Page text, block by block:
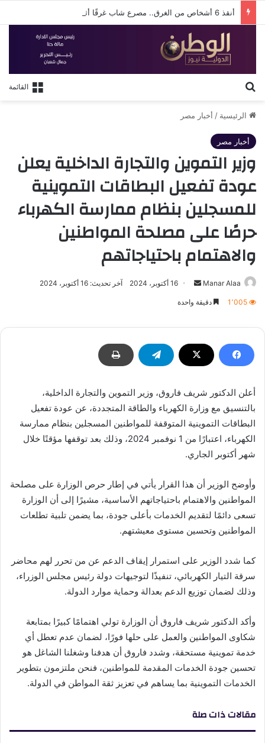
القائمة
الرئيسية / أخبار مصر
أخبار مصر
وزير التموين والتجارة الداخلية يعلن
عودة تفعيل البطاقات التموينية
للمسجلين بنظام ممارسة الكهرباء
حرصًا على مصلحة المواطنين
والاهتمام باحتياجاتهم
Manar Alaa
أرسل 16 أكتوبر، 2024 آخر تحديث: 16 أكتوبر، 2024
1٬005 دقيقة واحدة
أعلن الدكتور شريف فاروق، وزير التموين والتجارة الداخلية،
بالتنسيق مع وزارة الكهرباء والطاقة المتجددة، عن عودة تفعيل
البطاقات التموينية المتوقفة للمواطنين المسجلين بنظام ممارسة
الكهرباء، اعتبارًا من 1 نوفمبر 2024، وذلك بعد توقفها مؤقتًا خلال
شهر أكتوبر الجاري.
وأوضح الوزير أن هذا القرار يأتي في إطار حرص الوزارة على مصلحة
المواطنين والاهتمام باحتياجاتهم الأساسية، مشيرًا إلى أن الوزارة
تسعى دائمًا لتقديم الخدمات بأعلى جودة، بما يضمن تلبية تطلعات
المواطنين وتحسين مستوى معيشتهم.
كما شدد الوزير على استمرار إيقاف الدعم عن من تحرر لهم محاضر
سرقة التيار الكهربائي، تنفيذًا لتوجيهات دولة رئيس مجلس الوزراء،
وذلك لضمان توزيع الدعم بعدالة وحماية موارد الدولة.
وأكد الدكتور شريف فاروق أن الوزارة تولي اهتمامًا كبيرًا بمتابعة
شكاوى المواطنين والعمل على حلها فورًا، لضمان عدم تعطل أي
خدمة تموينية مستحقة، وشدد فاروق أن هدفنا وشغلنا الشاغل هو
تحسين جودة الخدمات المقدمة للمواطنين، فنحن ملتزمون بتطوير
الخدمات التموينية بما يساهم في تعزيز ثقة المواطن في الدولة.
مقالات ذات صلة